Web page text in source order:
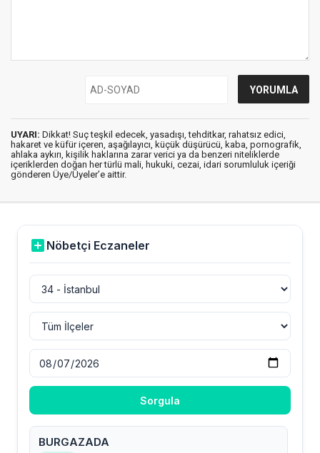
UYARI: Dikkat! Suç teşkil edecek, yasadışı, tehditkar, rahatsız edici,
hakaret ve küfür içeren, aşağılayıcı, küçük düşürücü, kaba, pornografik,
ahlaka aykırı, kişilik haklarına zarar verici ya da benzeri niteliklerde
içeriklerden doğan her türlü mali, hukuki, cezai, idari sorumluluk içeriği
gönderen Üye/Üyeler’e aittir.